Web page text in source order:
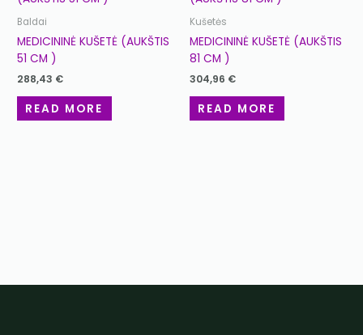
Baldai
MEDICININĖ KUŠETĖ (AUKŠTIS
51 CM )
288,43 €
READ MORE
Kušetės
MEDICININĖ KUŠETĖ (AUKŠTIS
81 CM )
304,96 €
READ MORE